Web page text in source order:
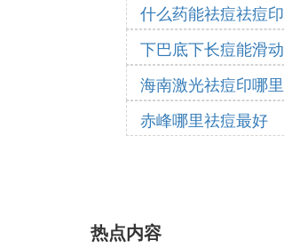
什么药能祛痘祛痘
下巴底下长痘能滑
海南激光祛痘印哪
赤峰哪里祛痘最好
热点内容